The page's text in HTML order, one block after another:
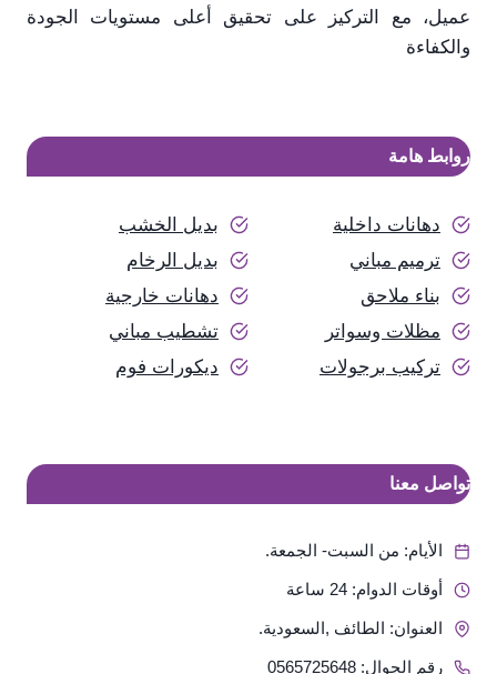
عميل، مع التركيز على تحقيق أعلى مستويات الجودة
والكفاءة
روابط هامة
دهانات داخلية
بديل الخشب
ترميم مباني
بديل الرخام
بناء ملاحق
دهانات خارجية
مظلات وسواتر
تشطيب مباني
تركيب برجولات
ديكورات فوم
تواصل معنا
الأيام: من السبت- الجمعة.
أوقات الدوام: 24 ساعة
العنوان: الطائف ,السعودية.
رقم الجوال: 0565725648